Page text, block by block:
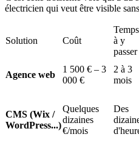
électricien qui veut être visible
Solution Coût
Temps
à y
passer
Agence web
1 500 € – 3
000 €
2 à 3
mois
CMS (Wix /
WordPress...)
Quelques
dizaines
€/mois
Des